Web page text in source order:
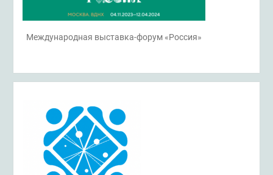
Международная выставка-форум «Россия»